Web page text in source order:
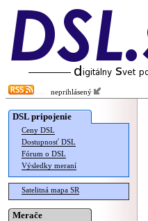
neprihlásený
DSL pripojenie
Ceny DSL
Dostupnosť DSL
Fórum o DSL
Výsledky meraní
Satelitná mapa SR
Merače